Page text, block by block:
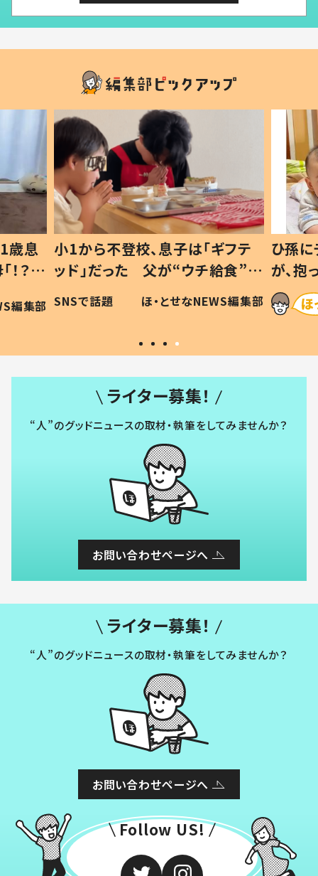
歳息
？」
編集部
小1から不登校、息子は「ギフテ
ッド」だった 父が“ウチ給食”を
作り続ける理由とは #令和の親
#令和の子
SNSで話題 ほ・とせなNEWS編集部
ひ孫
が、
「涙が
い」
ライター募集！
“人”のグッドニュースの取材・執筆をしてみませんか？
お問い合わせページへ
ライター募集！
“人”のグッドニュースの取材・執筆をしてみませんか？
お問い合わせページへ
Follow US!